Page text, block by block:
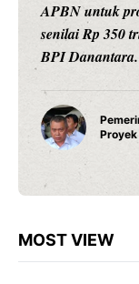
APBN untuk
senilai Rp 350
BPI Danantara.
Proyek
MOST VIEW